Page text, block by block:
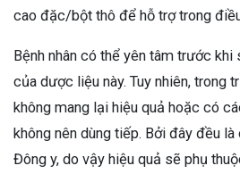
cao đặc/bột thô để hỗ trợ trong
Bệnh nhân có thể yên tâm trước
của dược liệu này. Tuy nhiên, trong
không mang lại hiệu quả hoặc có
không nên dùng tiếp. Bởi đây đều
Đông y, do vậy hiệu quả sẽ phụ